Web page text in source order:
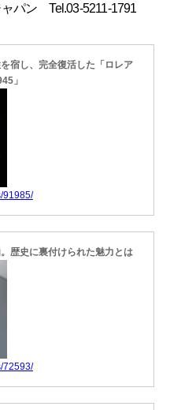
パン Tel.03-5211-1791
宿し、完全復活した「ロレア
」
91985/
歴史に裏付けられた魅力とは
72593/